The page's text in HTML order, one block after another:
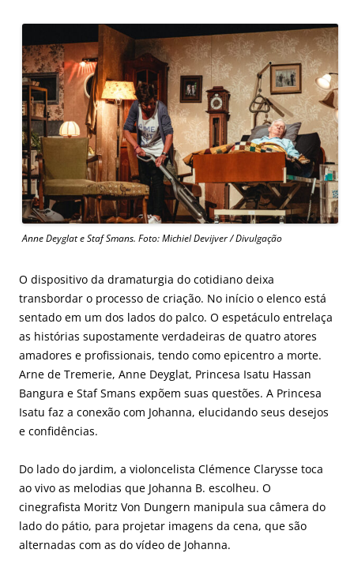
Anne Deyglat e Staf Smans. Foto: Michiel Devijver / Divulgação
O dispositivo da dramaturgia do cotidiano deixa
transbordar o processo de criação. No início o elenco está
sentado em um dos lados do palco. O espetáculo entrelaça
as histórias supostamente verdadeiras de quatro atores
amadores e profissionais, tendo como epicentro a morte.
Arne de Tremerie, Anne Deyglat, Princesa Isatu Hassan
Bangura e Staf Smans expõem suas questões. A Princesa
Isatu faz a conexão com Johanna, elucidando seus desejos
e confidências.
Do lado do jardim, a violoncelista Clémence Clarysse toca
ao vivo as melodias que Johanna B. escolheu. O
cinegrafista Moritz Von Dungern manipula sua câmera do
lado do pátio, para projetar imagens da cena, que são
alternadas com as do vídeo de Johanna.